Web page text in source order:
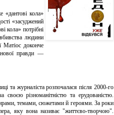
кола»
«засуджений
кола» потрібні
людини
Матіос доконче
правди —
та журналіста розпочалася після 2000-го
різноманітністю та ерудованістю.
темами, сюжетами й героями. За роки
яку вона називає "життєво-творчою".